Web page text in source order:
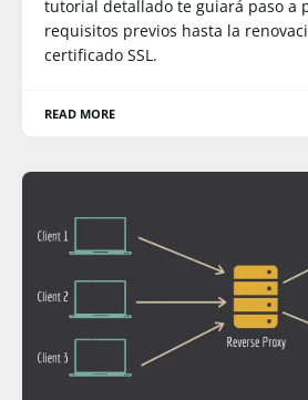
tutorial detallado te guiará paso a
requisitos previos hasta la
certificado SSL.
READ MORE